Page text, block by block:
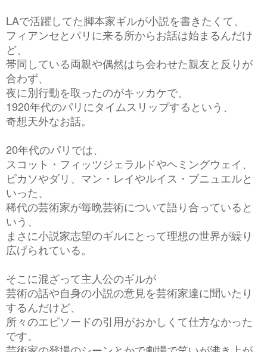
LAで活躍してた脚本家ギルが小説を書きたくて、
フィアンセとパリに来る所からお話は始まるんだけ
ど、
帯同している両親や偶然はち会わせた親友と反りが
合わず、
夜に別行動を取ったのがキッカケで、
1920年代のパリにタイムスリップするという、
奇想天外なお話。
20年代のパリでは、
スコット・フィッツジェラルドやヘミングウェイ、
ピカソやダリ、マン・レイやルイス・ブニュエルと
いった、
稀代の芸術家が毎晩芸術について語り合っていると
いう、
まさに小説家志望のギルにとって理想の世界が繰り
広げられている。
そこに混ざって主人公のギルが
芸術の話や自身の小説の意見を芸術家達に聞いたり
するんだけど、
所々のエピソードの引用がおかしくて仕方なかった
です。